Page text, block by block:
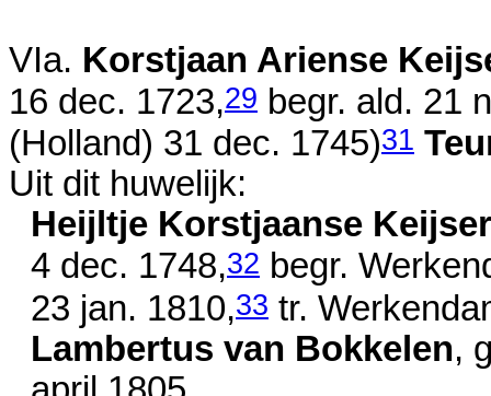
VIa. Korstjaan Ariense
16 dec. 1723,29 begr. ald. 21
(Holland) 31 dec. 1745)31
Uit dit huwelijk:
Heijltje Korstjaanse Keijser
4 dec. 1748,32 begr.
23 jan. 1810,33 tr.
Lambertus van Bokkelen,